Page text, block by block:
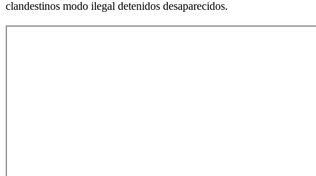
clandestinos modo ilegal detenidos desaparecidos.